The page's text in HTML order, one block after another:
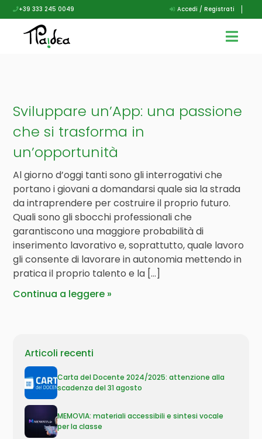
+39 333 245 0049 Accedi / Registrati
Sviluppare un’App: una passione
che si trasforma in
un’opportunità
Al giorno d’oggi tanti sono gli interrogativi che
portano i giovani a domandarsi quale sia la strada
da intraprendere per costruire il proprio futuro.
Quali sono gli sbocchi professionali che
garantiscono una maggiore probabilità di
inserimento lavorativo e, soprattutto, quale lavoro
gli consente di lavorare in autonomia mettendo in
pratica il proprio talento e la […]
Continua a leggere
Articoli recenti
Carta del Docente 2024/2025: attenzione alla
scadenza del 31 agosto
MEMOVIA: materiali accessibili e sintesi vocale
per la classe